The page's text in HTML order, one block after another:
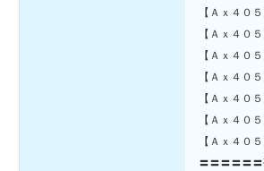
【Ａｘ
【Ａｘ
【Ａｘ
【Ａｘ
【Ａｘ
【Ａｘ
【Ａｘ
〓〓〓〓〓